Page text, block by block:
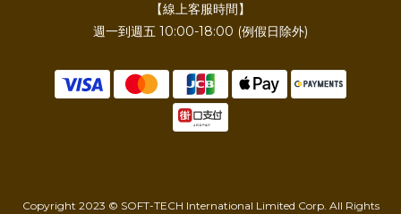
【線上客服時間】
週一到週五 10:00-18:00 (例假日除外)
Copyright 2023 © SOFT-TECH International Limited Corp. All Rights